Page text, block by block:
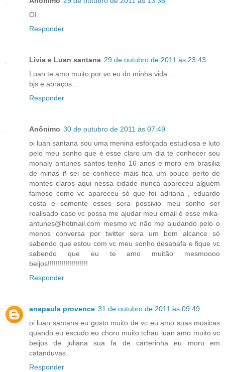
OI
Responder
Livia e Luan santana 29 de outubro de 2011 às 23:43
Luan te amo muito,por vc eu do minha vida...
bjs e abraços...
Responder
Anônimo 30 de outubro de 2011 às 07:49
oi luan santana sou uma menina esforçada estudiosa e luto
pelo meu sonho que é esse claro um dia te conhecer sou
monaly antunes santos tenho 16 anos e moro em brasilia
de minas ñ sei se conhece mais fica um pouco perto de
montes claros aqui nessa cidade nunca apareceu alguém
famoso como vc apareceu só que foi adriana , eduardo
costa e somente esses sera possivio meu sonho ser
realisado caso vc possa me ajudar meu email é esse mika-
antunes@hotmail.com mesmo vc não me ajudando pelo o
menos conversa por twitter sera um bom alcance só
sabendo que estou com vc meu sonho desabafa e fique vc
sabendo que eu te amo muitão mesmoooo
beijos!!!!!!!!!!!!!!!!!!!!
Responder
anapaula provence 31 de outubro de 2011 às 09:49
oi luan santana eu gosto muito de vc eu amo suas musicas
quando eu escudo eu choro muito.tchau luan amo muito vc
beijos de juliana sua fa de carterinha eu moro em
catanduvas.
Responder